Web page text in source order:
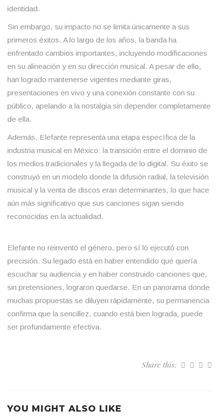
identidad.
Sin embargo, su impacto no se limita únicamente a sus
primeros éxitos. A lo largo de los años, la banda ha
enfrentado cambios importantes, incluyendo modificaciones
en su alineación y en su dirección musical. A pesar de ello,
han logrado mantenerse vigentes mediante giras,
presentaciones en vivo y una conexión constante con su
público, apelando a la nostalgia sin depender completamente
de ella.
Además, Elefante representa una etapa específica de la
industria musical en México: la transición entre el dominio de
los medios tradicionales y la llegada de lo digital. Su éxito se
construyó en un modelo donde la difusión radial, la televisión
musical y la venta de discos eran determinantes, lo que hace
aún más significativo que sus canciones sigan siendo
reconocidas en la actualidad.
Elefante no reinventó el género, pero sí lo ejecutó con
precisión. Su legado está en haber entendido qué quería
escuchar su audiencia y en haber construido canciones que,
sin pretensiones, lograron quedarse. En un panorama donde
muchas propuestas se diluyen rápidamente, su permanencia
confirma que la sencillez, cuando está bien lograda, puede
ser profundamente efectiva.
Share this:
YOU MIGHT ALSO LIKE